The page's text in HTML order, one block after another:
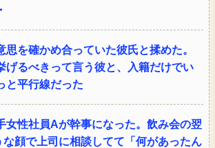
思を確かめ合っていた彼氏と揉めた。
げるべきって言う彼と、入籍だけでい
と平行線だった
女性社員Aが幹事になった。飲み会の翌
顔で上司に相談してて「何があったん